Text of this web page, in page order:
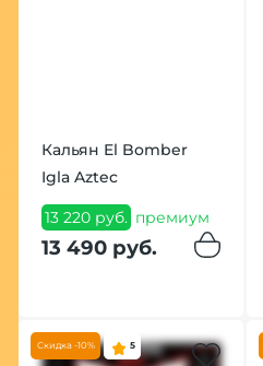
Кальян El Bomber
Igla Aztec
13 220 руб. премиум
13 490 руб.
Скидка -10% 5